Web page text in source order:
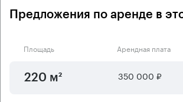
Предложения по аренде в
Площадь Арендная плата
220 м² 350 000 ₽